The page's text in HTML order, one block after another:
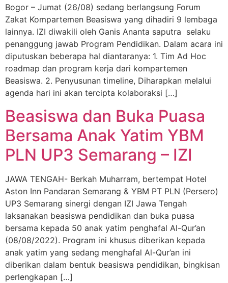
Bogor – Jumat (26/08) sedang berlangsung Forum
Zakat Kompartemen Beasiswa yang dihadiri 9 lembaga
lainnya. IZI diwakili oleh Ganis Ananta saputra selaku
penanggung jawab Program Pendidikan. Dalam acara ini
diputuskan beberapa hal diantaranya: 1. Tim Ad Hoc
roadmap dan program kerja dari kompartemen
Beasiswa. 2. Penyusunan timeline, Diharapkan melalui
agenda hari ini akan tercipta kolaboraksi […]
Beasiswa dan Buka Puasa
Bersama Anak Yatim YBM
PLN UP3 Semarang – IZI
JAWA TENGAH- Berkah Muharram, bertempat Hotel
Aston Inn Pandaran Semarang & YBM PT PLN (Persero)
UP3 Semarang sinergi dengan IZI Jawa Tengah
laksanakan beasiswa pendidikan dan buka puasa
bersama kepada 50 anak yatim penghafal Al-Qur’an
(08/08/2022). Program ini khusus diberikan kepada
anak yatim yang sedang menghafal Al-Qur’an ini
diberikan dalam bentuk beasiswa pendidikan, bingkisan
perlengkapan […]